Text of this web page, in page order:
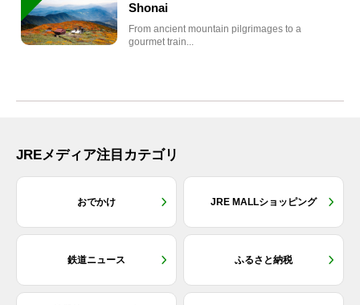
Shonai
From ancient mountain pilgrimages to a
gourmet train...
JREメディア注目カテゴリ
おでかけ JRE MALLショッピング
鉄道ニュース ふるさと納税